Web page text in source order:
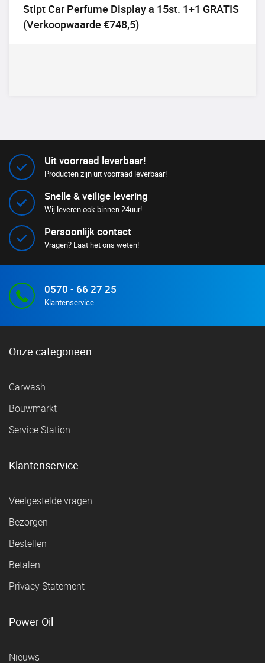
Stipt Car Perfume Display a 15st. 1+1 GRATIS
(Verkoopwaarde €748,5)
Uit voorraad leverbaar!
Producten zijn uit voorraad leverbaar!
Snelle & veilige levering
Wij leveren ook binnen 24uur!
Persoonlijk contact
Vragen? Laat het ons weten!
0570 - 66 27 25
Klantenservice
Onze categorieën
Carwash
Bouwmarkt
Service Station
Klantenservice
Veelgestelde vragen
Bezorgen
Bestellen
Betalen
Privacy Statement
Power Oil
Nieuws